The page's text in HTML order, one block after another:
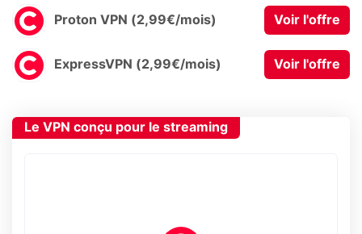
Proton VPN (2,99€/mois) Voir l'offre
ExpressVPN (2,99€/mois) Voir l'offre
Le VPN conçu pour le streaming